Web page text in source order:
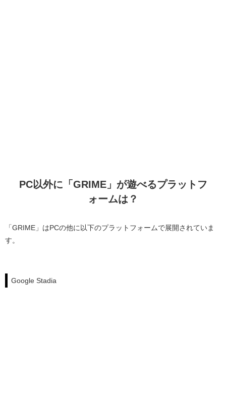
PC以外に「GRIME」が遊べるプラットフ
ォームは？
「GRIME」はPCの他に以下のプラットフォームで展開されていま
す。
Google Stadia